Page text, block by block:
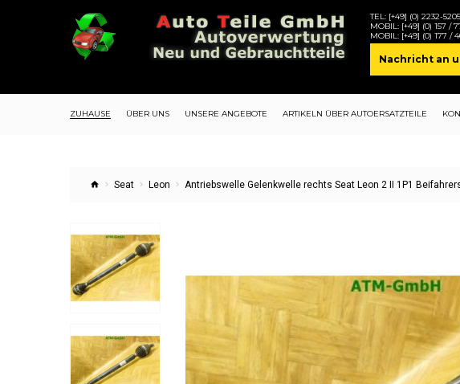
TEL: [+49] (0) 2232-5205
MOBIL: [+49] (0) 157 /
MOBIL: [+49] (0) 177 /
Nachricht an
ZUHAUSE ÜBER UNS UNSERE ANGEBOTE ARTIKELN ÜBER AUTOERSATZTEILE
Seat Leon Antriebswelle Gelenkwelle rechts Seat Leon 2 II 1P1